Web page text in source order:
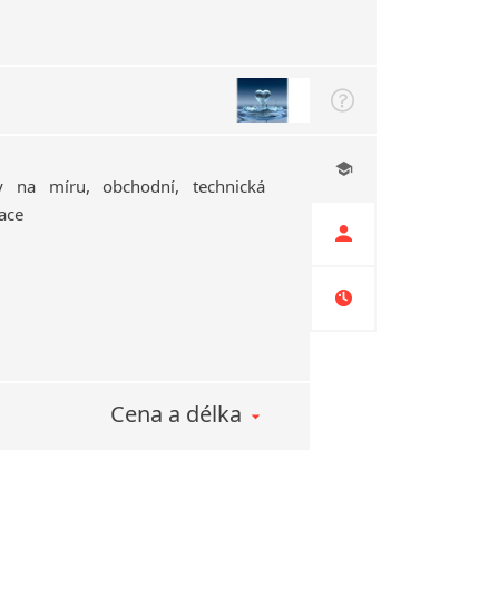
na míru, obchodní,
technická
Cena a délka